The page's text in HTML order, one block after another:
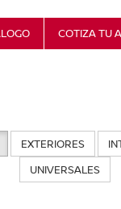
COTIZA TU
EXTERIORES
UNIVERSALES